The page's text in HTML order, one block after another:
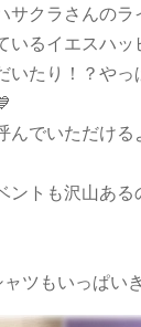
サクラさんのラ
いるイエスハッ
いたり！？やっ
んでいただける
ントも沢山あ
ツもいっぱい